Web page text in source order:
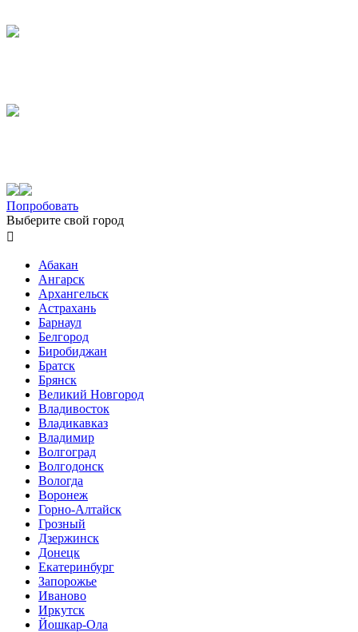
Попробовать
Выберите свой город

Абакан
Ангарск
Архангельск
Астрахань
Барнаул
Белгород
Биробиджан
Братск
Брянск
Великий Новгород
Владивосток
Владикавказ
Владимир
Волгоград
Волгодонск
Вологда
Воронеж
Горно-Алтайск
Грозный
Дзержинск
Донецк
Екатеринбург
Запорожье
Иваново
Иркутск
Йошкар-Ола